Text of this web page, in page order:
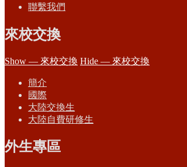
聯繫我們
來校交換
Show — 來校交換 Hide — 來校交換
簡介
國際
大陸交換生
大陸自費研修生
外生專區